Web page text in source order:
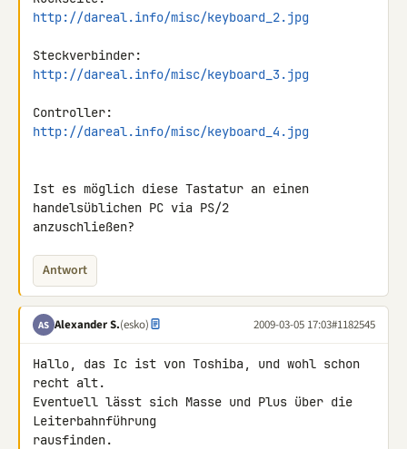
http://dareal.info/misc/keyboard_2.jpg
http://dareal.info/misc/keyboard_3.jpg
http://dareal.info/misc/keyboard_4.jpg
Ist es möglich diese Tastatur an einen
handelsüblichen PC via PS/2
anzuschließen?
Antwort
AS Alexander S.(esko) 2009-03-05 17:03#1182545
Hallo, das Ic ist von Toshiba, und wohl schon
recht alt.
Eventuell lässt sich Masse und Plus über die
Leiterbahnführung
rausfinden.